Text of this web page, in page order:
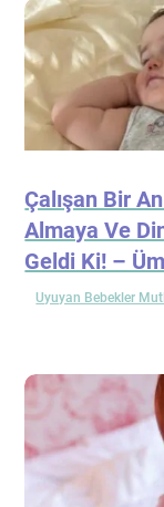
Çalışan Bir
Almaya Ve
Geldi Ki! –
Uyuyan Bebekler